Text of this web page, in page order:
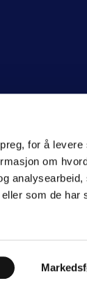
for å levere
om
analysearbeid,
som de har